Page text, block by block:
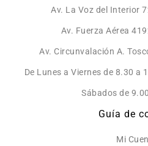
Av. La Voz del Interior
Av. Fuerza Aérea
Av. Circunvalación A.
De Lunes a Viernes de 8.30 a
Sábados de
Guía de
Mi